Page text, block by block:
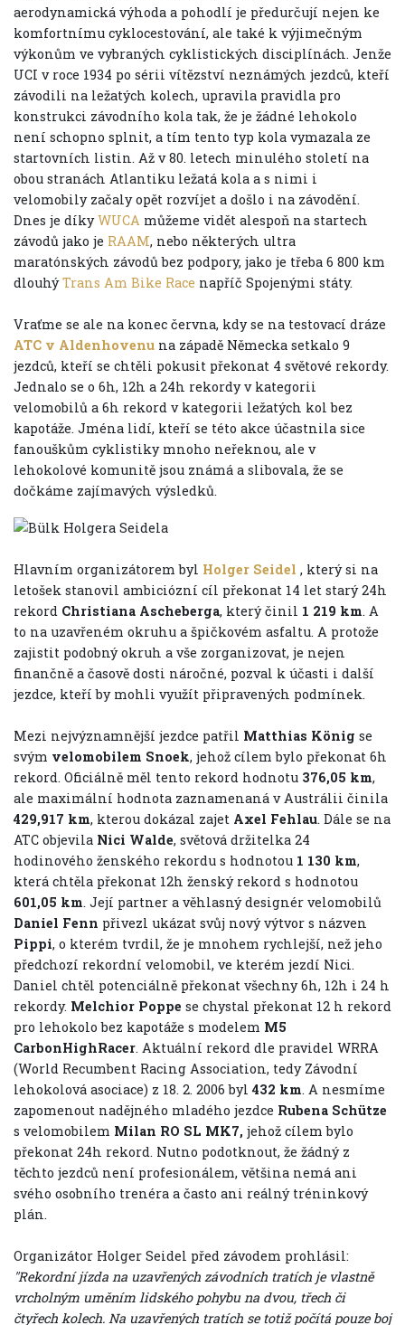
aerodynamická výhoda a pohodlí je předurčují nejen ke
komfortnímu cyklocestování, ale také k výjimečným
výkonům ve vybraných cyklistických disciplínách. Jenže
UCI v roce 1934 po sérii vítězství neznámých jezdců, kteří
závodili na ležatých kolech, upravila pravidla pro
konstrukci závodního kola tak, že je žádné lehokolo
není schopno splnit, a tím tento typ kola vymazala ze
startovních listin. Až v 80. letech minulého století na
obou stranách Atlantiku ležatá kola a s nimi i
velomobily začaly opět rozvíjet a došlo i na závodění.
Dnes je díkyWUCA můžeme vidět alespoň na startech
závodů jako je RAAM, nebo některých ultra
maratónských závodů bez podpory, jako je třeba 6 800 km
dlouhýTrans Am Bike Race napříč Spojenými státy.
Vraťme se ale na konec června, kdy se na testovací dráze
ATC v Aldenhovenu na západě Německa setkalo 9
jezdců, kteří se chtěli pokusit překonat 4 světové rekordy.
Jednalo se o 6h, 12h a 24h rekordy v kategorii
velomobilů a 6h rekord v kategorii ležatých kol bez
kapotáže. Jména lidí, kteří se této akce účastnila sice
fanouškům cyklistiky mnoho neřeknou, ale v
lehokolové komunitě jsou známá a slibovala, že se
dočkáme zajímavých výsledků.
Hlavním organizátorem byl Holger Seidel , který si na
letošek stanovil ambiciózní cíl překonat 14 let starý 24h
rekord Christiana Ascheberga, který činil 1 219 km. A
to na uzavřeném okruhu a špičkovém asfaltu. A protože
zajistit podobný okruh a vše zorganizovat, je nejen
finančně a časově dosti náročné, pozval k účasti i další
jezdce, kteří by mohli využít připravených podmínek.
Mezi nejvýznamnější jezdce patřil Matthias König se
svým velomobilem Snoek, jehož cílem bylo překonat 6h
rekord. Oficiálně měl tento rekord hodnotu 376,05 km,
ale maximální hodnota zaznamenaná v Austrálii činila
429,917 km, kterou dokázal zajet Axel Fehlau. Dále se na
ATC objevila Nici Walde, světová držitelka 24
hodinového ženského rekordu s hodnotou 1 130 km,
která chtěla překonat 12h ženský rekord s hodnotou
601,05 km. Její partner a věhlasný designér velomobilů
Daniel Fenn přivezl ukázat svůj nový výtvor s názven
Pippi, o kterém tvrdil, že je mnohem rychlejší, než jeho
předchozí rekordní velomobil, ve kterém jezdí Nici.
Daniel chtěl potenciálně překonat všechny 6h, 12h i 24 h
rekordy. Melchior Poppe se chystal překonat 12 h rekord
pro lehokolo bez kapotáže s modelem M5
CarbonHighRacer. Aktuální rekord dle pravidel WRRA
(World Recumbent Racing Association, tedy Závodní
lehokolová asociace) z 18. 2. 2006 byl432 km. A nesmíme
zapomenout nadějného mladého jezdce Rubena Schütze
s velomobilem Milan RO SL MK7, jehož cílem bylo
překonat 24h rekord. Nutno podotknout, že žádný z
těchto jezdců není profesionálem, většina nemá ani
svého osobního trenéra a často ani reálný tréninkový
plán.
Organizátor Holger Seidel před závodem prohlásil:
"Rekordní jízda na uzavřených závodních tratích je vlastně
vrcholným uměním lidského pohybu na dvou, třech či
čtyřech kolech. Na uzavřených tratích se totiž počítá pouze boj